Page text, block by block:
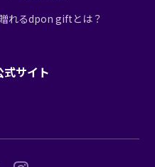
れるdpon giftとは？
サイト